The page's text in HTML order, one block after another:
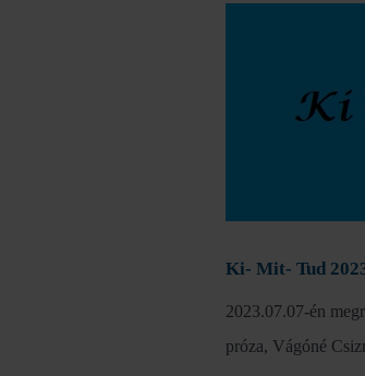
Ki- Mit- Tud
2023.07.07-én
próza, Vágóné